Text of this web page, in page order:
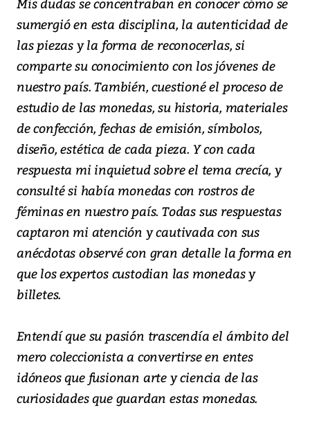
sumergió en esta disciplina, la autenticidad de
las piezas y la forma de reconocerlas, si
comparte su conocimiento con los jóvenes de
nuestro país. También, cuestioné el proceso de
estudio de las monedas, su historia, materiales
de confección, fechas de emisión, símbolos,
diseño, estética de cada pieza. Y con cada
respuesta mi inquietud sobre el tema crecía, y
consulté si había monedas con rostros de
féminas en nuestro país. Todas sus respuestas
captaron mi atención y cautivada con sus
anécdotas observé con gran detalle la forma en
que los expertos custodian las monedas y
billetes.
Entendí que su pasión trascendía el ámbito del
mero coleccionista a convertirse en entes
idóneos que fusionan arte y ciencia de las
curiosidades que guardan estas monedas.